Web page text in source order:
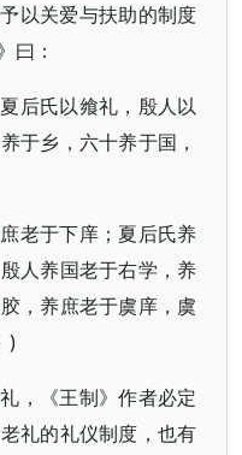
以关爱与扶助的制度
曰：
后氏以飨礼，殷人以
于乡，六十养于国，
老于下庠；夏后氏养
人养国老于右学，养
，养庶老于虞庠，虞
)
，《王制》作者必定
礼的礼仪制度，也有